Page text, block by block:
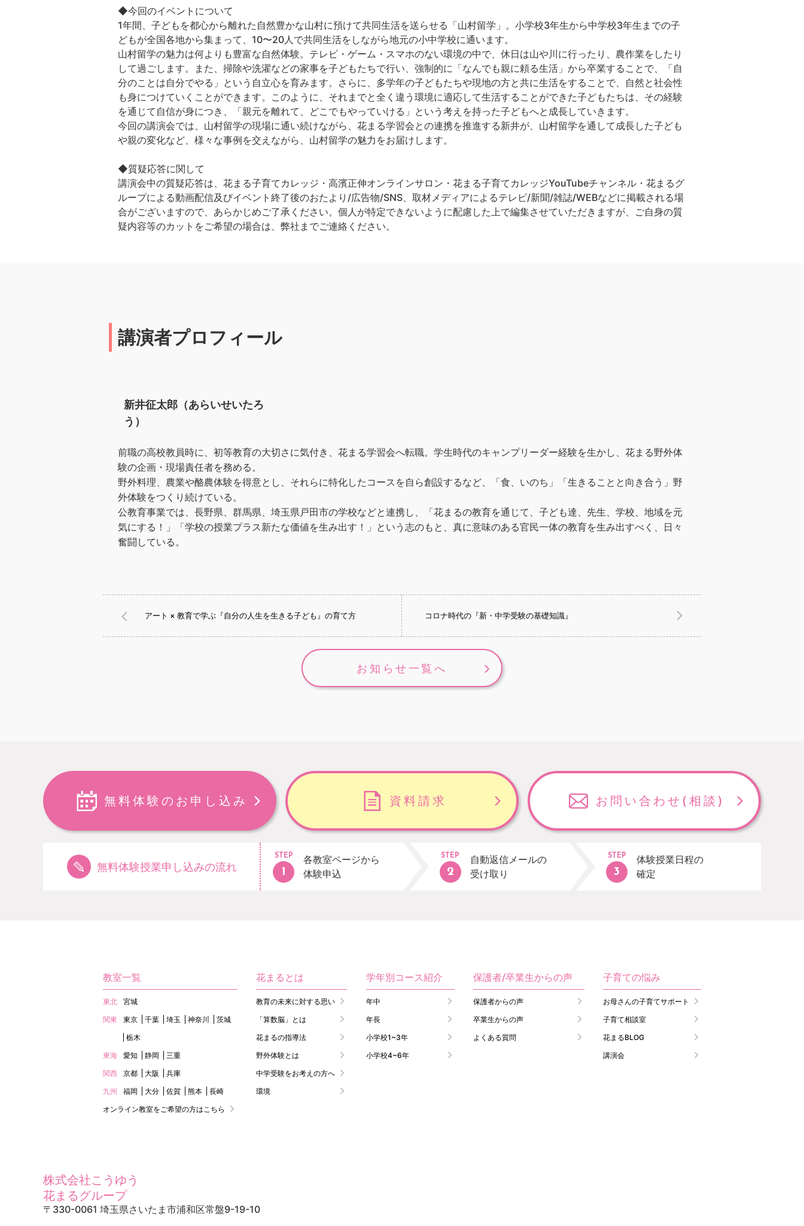
◆今回のイベントについて
1年間、子どもを都心から離れた自然豊かな山村に預けて共同生活を送らせる「山村留学」。小学校3年生から中学校3年生までの子
どもが全国各地から集まって、10〜20人で共同生活をしながら地元の小中学校に通います。
山村留学の魅力は何よりも豊富な自然体験。テレビ・ゲーム・スマホのない環境の中で、休日は山や川に行ったり、農作業をしたり
して過ごします。また、掃除や洗濯などの家事を子どもたちで行い、強制的に「なんでも親に頼る生活」から卒業することで、「自
分のことは自分でやる」という自立心を育みます。️さらに、多学年の子どもたちや現地の方と共に生活をすることで、自然と社会性
も身につけていくことができます。このように、それまでと全く違う環境に適応して生活することができた子どもたちは、その経験
を通じて自信が身につき、「親元を離れて、どこでもやっていける」という考えを持った子どもへと成長していきます。
今回の講演会では、山村留学の現場に通い続けながら、花まる学習会との連携を推進する新井が、山村留学を通して成長した子ども
や親の変化など、様々な事例を交えながら、山村留学の魅力をお届けします。
◆質疑応答に関して
講演会中の質疑応答は、花まる子育てカレッジ・高濱正伸オンラインサロン・花まる子育てカレッジYouTubeチャンネル・花まるグ
ループによる動画配信及びイベント終了後のおたより/広告物/SNS、取材メディアによるテレビ/新聞/雑誌/WEBなどに掲載される場
合がございますので、あらかじめご了承ください。個人が特定できないように配慮した上で編集させていただきますが、ご自身の質
疑内容等のカットをご希望の場合は、弊社までご連絡ください。
講演者プロフィール
新井征太郎（あらいせいたろ
う）
前職の高校教員時に、初等教育の大切さに気付き、花まる学習会へ転職。学生時代のキャンプリーダー経験を生かし、花まる野外体
験の企画・現場責任者を務める。
野外料理、農業や酪農体験を得意とし、それらに特化したコースを自ら創設するなど、「食、いのち」「生きることと向き合う」野
外体験をつくり続けている。
公教育事業では、長野県、群馬県、埼玉県戸田市の学校などと連携し、「花まるの教育を通じて、子ども達、先生、学校、地域を元
気にする！」「学校の授業プラス新たな価値を生み出す！」という志のもと、真に意味のある官民一体の教育を生み出すべく、日々
奮闘している。
アート × 教育で学ぶ『自分の人生を生きる子ども』の育て方 コロナ時代の『新・中学受験の基礎知識』
お知らせ一覧へ
無料体験のお申し込み 資料請求 お問い合わせ (相談)
無料体験授業申し込みの流れ
STEP
各教室ページから
体験申込
STEP
自動返信メールの
受け取り
STEP
体験授業日程の
確定
教室一覧
東北
宮城
関東
東京 千葉 埼玉 神奈川
茨城
栃木
東海
愛知 静岡
三重
関西
京都 大阪
兵庫
九州
福岡 大分 佐賀 熊本
長崎
オンライン教室をご希望の方はこちら
花まるとは
教育の未来に対する思い
「算数脳」とは
花まるの指導法
野外体験とは
中学受験をお考えの方へ
環境
学年別コース紹介
年中
年長
小学校1~3年
小学校4~6年
保護者/卒業生からの声
保護者からの声
卒業生からの声
よくある質問
子育ての悩み
お母さんの子育てサポート
子育て相談室
花まるBLOG
講演会
株式会社こうゆう
花まるグループ
〒330-0061 埼玉県さいたま市浦和区常盤9-19-10